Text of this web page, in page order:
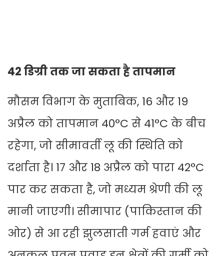
42 डिग्री तक जा सकता है तापमान
मौसम विभाग के मुताबिक, 16 और 19
अप्रैल को तापमान 40°C से 41°C के बीच
रहेगा, जो सीमावर्ती लू की स्थिति को
दर्शाता है। 17 और 18 अप्रैल को पारा 42°C
पार कर सकता है, जो मध्यम श्रेणी की लू
मानी जाएगी। सीमापार (पाकिस्तान की
ओर) से आ रही झुलसाती गर्म हवाएं और